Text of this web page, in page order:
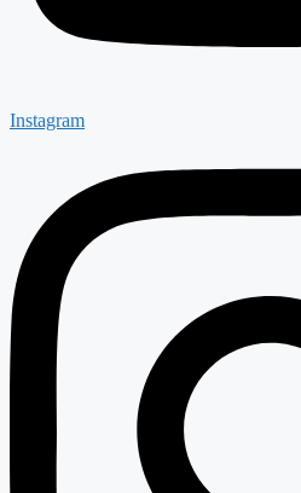
Instagram